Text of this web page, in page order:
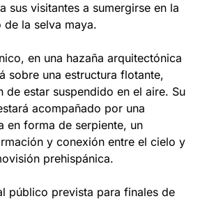
sus visitantes a sumergirse en la
la selva maya.
en una hazaña arquitectónica
sobre una estructura flotante,
de estar suspendido en el aire. Su
acompañado por una
en forma de serpiente, un
y conexión entre el cielo y
prehispánica.
público prevista para finales de